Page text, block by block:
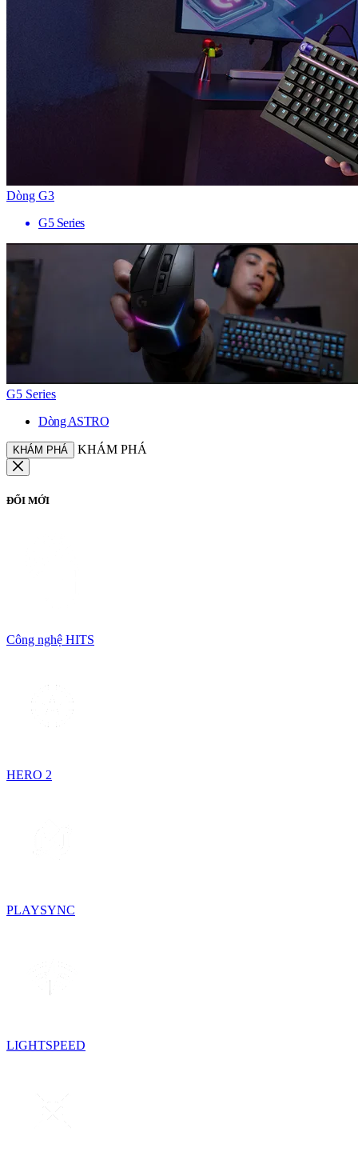
Dòng G3
G5 Series
G5 Series
Dòng ASTRO
KHÁM PHÁ KHÁM PHÁ
ĐỔI MỚI
Công nghệ HITS
HERO 2
PLAYSYNC
LIGHTSPEED